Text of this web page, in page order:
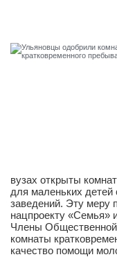
вузах открыты
для маленьких детей
заведений. Эту меру
нацпроекту «Семья»
Члены Общественной
комнаты
качество помощи